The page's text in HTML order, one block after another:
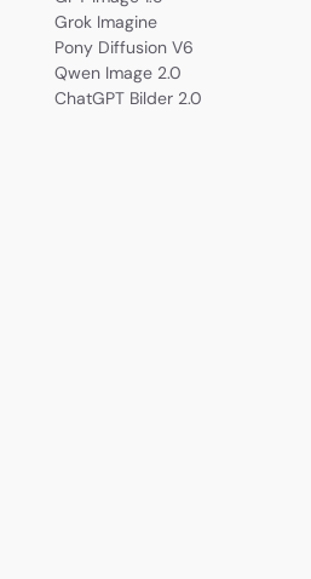
Grok Imagine
Pony Diffusion V6
Qwen Image 2.0
ChatGPT Bilder 2.0